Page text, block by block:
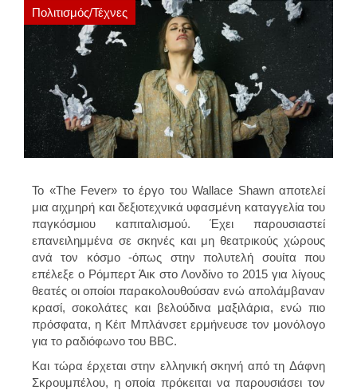
Πολιτισμός/Τέχνες
Το «The Fever» το έργο του Wallace Shawn αποτελεί
μια αιχμηρή και δεξιοτεχνικά υφασμένη καταγγελία του
παγκόσμιου καπιταλισμού. Έχει παρουσιαστεί
επανειλημμένα σε σκηνές και μη θεατρικούς χώρους
ανά τον κόσμο -όπως στην πολυτελή σουίτα που
επέλεξε ο Ρόμπερτ Άικ στο Λονδίνο το 2015 για λίγους
θεατές οι οποίοι παρακολουθούσαν ενώ απολάμβαναν
κρασί, σοκολάτες και βελούδινα μαξιλάρια, ενώ πιο
πρόσφατα, η Κέιτ Μπλάνσετ ερμήνευσε τον μονόλογο
για το ραδιόφωνο του BBC.
Και τώρα έρχεται στην ελληνική σκηνή από τη Δάφνη
Σκρουμπέλου, η οποία πρόκειται να παρουσιάσει τον